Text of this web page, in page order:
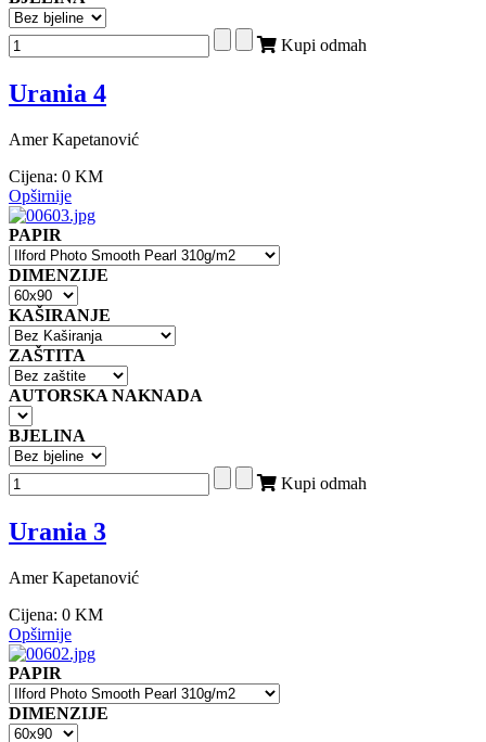
Kupi odmah
Urania 4
Amer Kapetanović
Cijena: 0 KM
Opširnije
PAPIR
DIMENZIJE
KAŠIRANJE
ZAŠTITA
AUTORSKA NAKNADA
BJELINA
Kupi odmah
Urania 3
Amer Kapetanović
Cijena: 0 KM
Opširnije
PAPIR
DIMENZIJE